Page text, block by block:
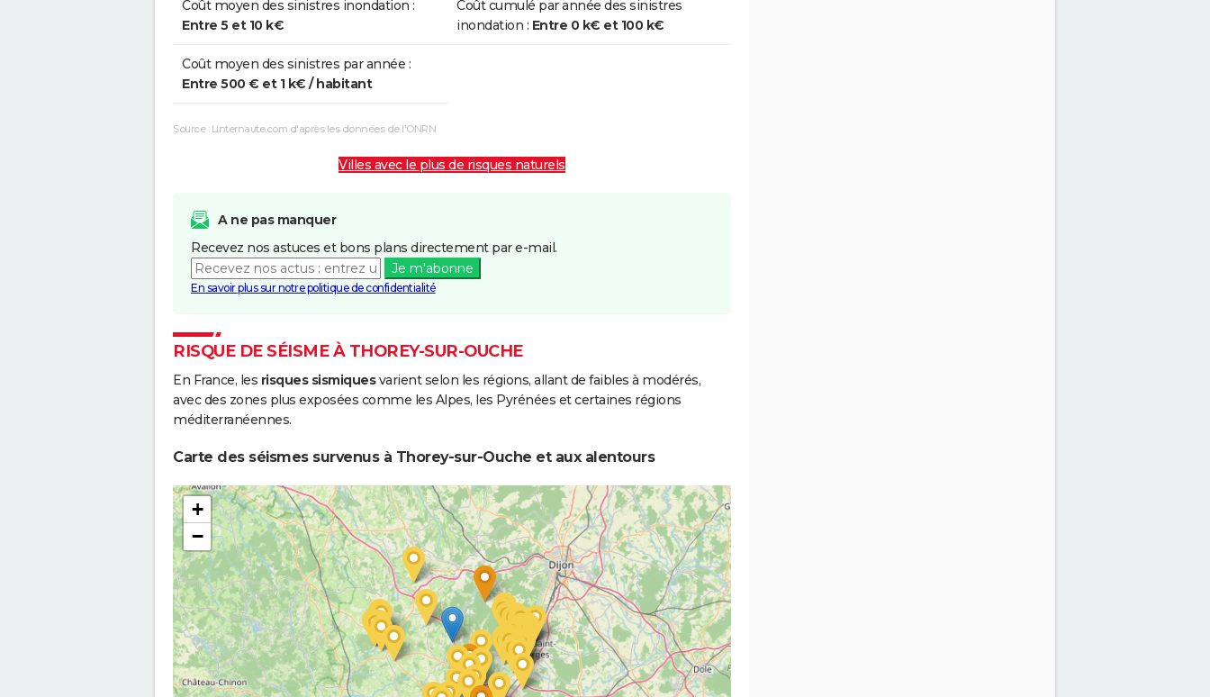
Coût moyen des sinistres inondation :
Entre 5 et 10 k€
Coût cumulé par année des sinistres
inondation : Entre 0 k€ et 100 k€
Coût moyen des sinistres par année :
Entre 500 € et 1 k€ / habitant
Source : Linternaute.com d'après les données de l'ONRN
Villes avec le plus de risques naturels
A ne pas manquer
Recevez nos astuces et bons plans directement par e-mail.
Je m'abonne
En savoir plus sur notre politique de confidentialité
RISQUE DE SÉISME À THOREY-SUR-OUCHE
En France, les risques sismiquesvarient selon les régions, allant de faibles à modérés,
avec des zones plus exposées comme les Alpes, les Pyrénées et certaines régions
méditerranéennes.
Carte des séismes survenus à Thorey-sur-Ouche et aux alentours
+
−